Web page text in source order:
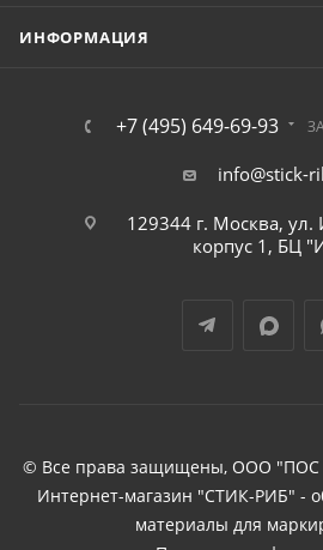
ИНФОРМАЦИЯ
+7 (495) 649-69-93
info@stick-
129344 г. Москва,
корпус 1, БЦ
© Все права защищены, ООО "ПОС
Интернет-магазин "СТИК-РИБ" -
материалы для